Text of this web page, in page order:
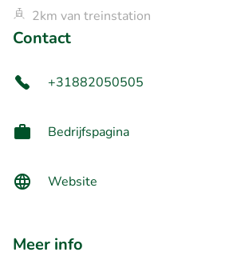
2km van treinstation
Contact
+31882050505
Bedrijfspagina
Website
Meer info